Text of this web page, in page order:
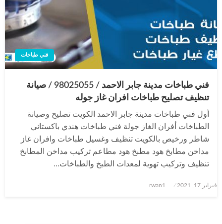
فني طباخات
فني طباخات مدينة جابر الاحمد / 98025055 / صيانة
تنظيف تصليح طباخات افران غاز جوله
أول فني طباخات مدينة جابر الاحمد الكويت تصليح وصيانة
الطباخات أفران الغاز جولة فني طباخات هندي باكستاني
شاطر ورخيص بالكويت تنظيف وغسيل طباخات وافران غاز
مداخن مطابخ هود مطبخ هود مطاعم تركيب مداخن المطابخ
تنظيف وتركيب تهوية لمعدات الطبخ والطباخات…
نُشر
فبراير 17, 2021 rwan1